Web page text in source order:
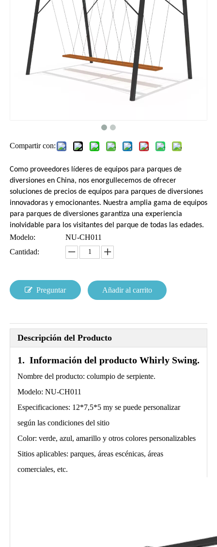
Compartir con:
Como proveedores líderes de equipos para parques de
diversiones en China, nos enorgullecemos de ofrecer
soluciones de precios de equipos para parques de diversiones
innovadoras y emocionantes. Nuestra amplia gama de equipos
para parques de diversiones garantiza una experiencia
inolvidable para los visitantes del parque de todas las edades.
Modelo:
NU-CH011
Cantidad:
Preguntar Añadir al carrito
Descripción del Producto
1. Información del producto Whirly Swing.
Nombre del producto: columpio de serpiente.
Modelo: NU-CH011
Especificaciones: 12*7,5*5 my se puede personalizar
según las condiciones del sitio
Color: verde, azul, amarillo y otros colores personalizables
Sitios aplicables: parques, áreas escénicas, áreas
comerciales, etc.